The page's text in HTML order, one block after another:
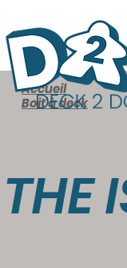
Accueil
Boit'à deck
THE